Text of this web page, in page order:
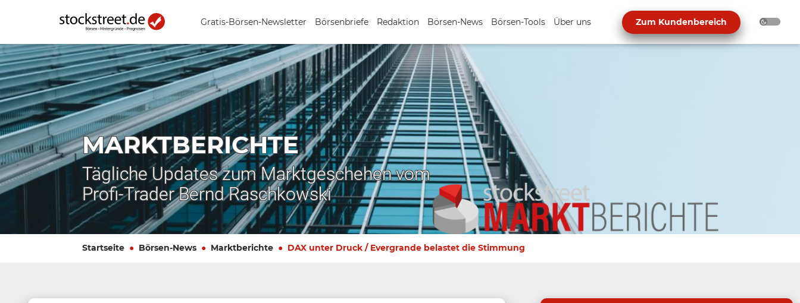
Gratis-Börsen-Newsletter Börsenbriefe Redaktion Börsen-News Börsen-Tools Über uns Zum Kundenbereich
MARKTBERICHTE
Tägliche Updates zum Marktgeschehen vom
Profi-Trader Bernd Raschkowski
Startseite Börsen-News Marktberichte DAX unter Druck / Evergrande belastet die Stimmung